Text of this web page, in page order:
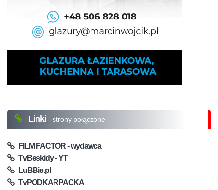
Linki - strony połączone
FILM FACTOR - wydawca
TvBeskidy - YT
LuBBie.pl
TvPODKARPACKA